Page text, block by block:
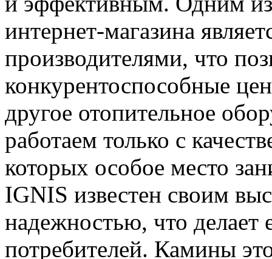
интернет-магазина
производителями, что
конкурентоспособные
другое отопительное
работаем только с
которых особое место
IGNIS известен своим
надежностью, что делает
потребителей. Камины